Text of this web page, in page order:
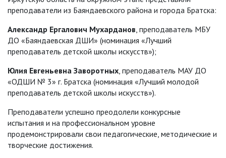
преподаватели из Баяндаевского района и города Братска:
Александр Ергалович Мухарданов , преподаватель МБУ
ДО «Баяндаевская ДШИ» (номинация «Лучший
преподаватель детской школы искусств»);
Юлия Евгеньевна Заворотных , преподаватель МАУ ДО
«ОДШИ № 3» г. Братска (номинация «Лучший молодой
преподаватель детской школы искусств»).
Преподаватели успешно преодолели конкурсные
испытания и на профессиональном уровне
продемонстрировали свои педагогические, методические и
творческие достижения.